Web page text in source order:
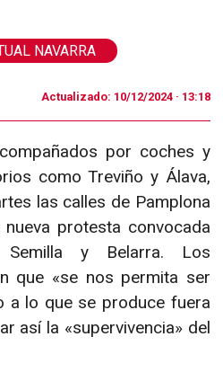
NAVARRA
Actualizado: 10/12/2024 · 13:18
por coches y
como Treviño y Álava,
las calles de Pamplona
protesta convocada
y Belarra. Los
que «se nos permita ser
a lo que se produce fuera
así la «supervivencia» del